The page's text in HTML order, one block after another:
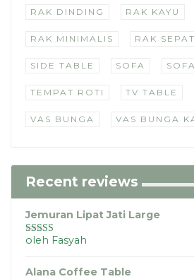
RAK DINDING RAK KAYU
RAK MINIMALIS RAK
SIDE TABLE SOFA
TEMPAT ROTI TV TABLE
VAS BUNGA VAS BUNGA
Recent reviews
Jemuran Lipat Jati Large
Dinilai5dari
oleh Fasyah
Alana Coffee Table